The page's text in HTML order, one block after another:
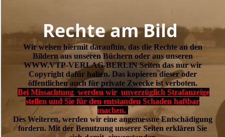
Rechte am Bild
Wir weisen hiermit daraufhin, das die Rechte an den
Bildern aus unseren Büchern oder aus unseren
WWW.VTP-VERLAG-BERLIN Seiten das nur wir
Copyright dafür haben. Das kopieren dieser oder
öffentlichen auch für private Zwecke ist verboten.
Bei Missachtung werden wir unverzüglich Strafanzeige
stellen und Sie für den entstanden Schaden haftbar
machen.
Des Weiteren, werden wir eine angemessne Entschädigung
fordern. Mit der Benutzung unserer Seiten erklären Sie